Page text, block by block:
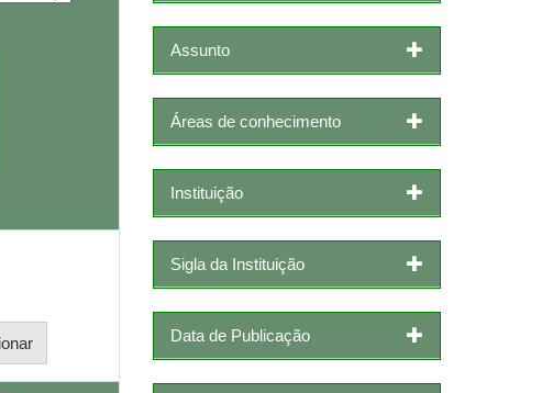
Assunto
Áreas de conhecimento
Instituição
Sigla da Instituição
Data de Publicação